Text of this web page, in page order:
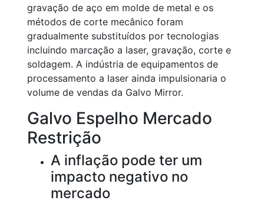
gravação de aço em molde de metal e os
métodos de corte mecânico foram
gradualmente substituídos por tecnologias
incluindo marcação a laser, gravação, corte e
soldagem. A indústria de equipamentos de
processamento a laser ainda impulsionaria o
volume de vendas da Galvo Mirror.
Galvo Espelho Mercado
Restrição
A inflação pode ter um
impacto negativo no
mercado